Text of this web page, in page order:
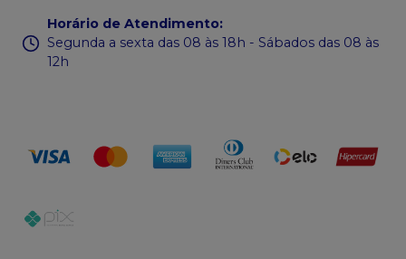
Horário de Atendimento:
Segunda a sexta das 08 às 18h - Sábados das 08 às
12h